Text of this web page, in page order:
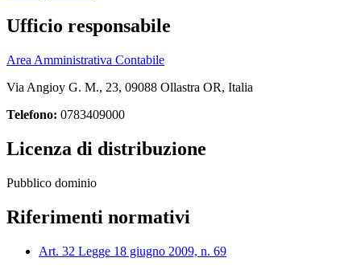
Ufficio responsabile
Area Amministrativa Contabile
Via Angioy G. M., 23, 09088 Ollastra OR, Italia
Telefono: 0783409000
Licenza di distribuzione
Pubblico dominio
Riferimenti normativi
Art. 32 Legge 18 giugno 2009, n. 69